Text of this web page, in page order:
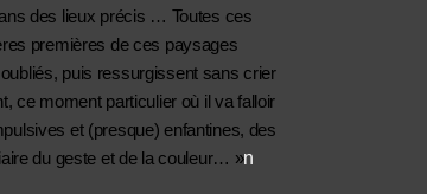
des lieux précis … Toutes ces
premières de ces paysages
puis ressurgissent sans crier
ce moment particulier où il va falloir
et (presque) enfantines, des
du geste et de la couleur… »n